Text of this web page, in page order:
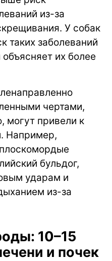
из-за
У собак
таких заболеваний
их более
чертами,
могут привели к
Например,
бульдог,
ударам и
из-за
10–15
и почек